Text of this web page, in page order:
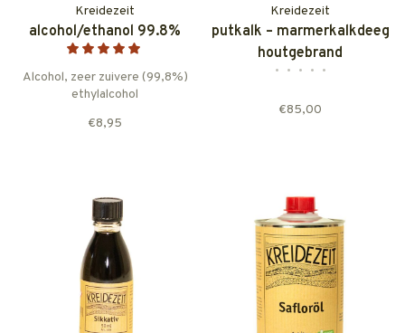
Kreidezeit
alcohol/ethanol 99.8%
Alcohol, zeer zuivere (99,8%)
ethylalcohol
€8,95
Kreidezeit
putkalk – marmerkalkdeeg
houtgebrand
• • • • •
€85,00